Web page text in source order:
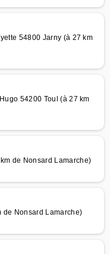
54800 Jarny (à 27 km
54200 Toul (à 27 km
de Nonsard Lamarche)
de Nonsard Lamarche)